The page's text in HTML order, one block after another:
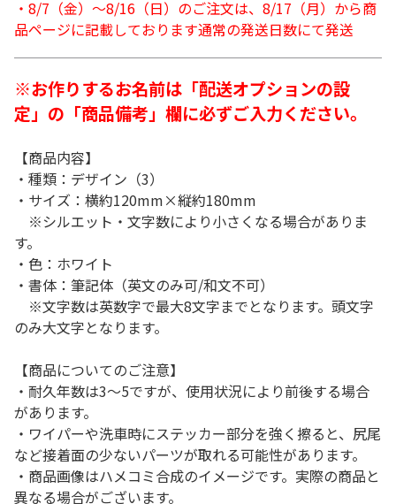
・8/7（金）～8/16（日）のご注文は、8/17（月）から商
品ページに記載しております通常の発送日数にて発送
※お作りするお名前は「配送オプションの設
定」の「商品備考」欄に必ずご入力ください。
【商品内容】
・種類：デザイン（3）
・サイズ：横約120mm×縦約180mm
※シルエット・文字数により小さくなる場合がありま
す。
・色：ホワイト
・書体：筆記体（英文のみ可/和文不可）
※文字数は英数字で最大8文字までとなります。頭文字
のみ大文字となります。
【商品についてのご注意】
・耐久年数は3～5ですが、使用状況により前後する場合
があります。
・ワイパーや洗車時にステッカー部分を強く擦ると、尻尾
など接着面の少ないパーツが取れる可能性があります。
・商品画像はハメコミ合成のイメージです。実際の商品と
異なる場合がございます。